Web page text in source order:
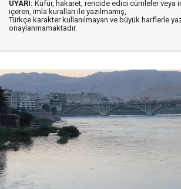
UYARI: Küfür, hakaret, rencide edici cümleler veya
içeren, imla kuralları ile yazılmamış,
Türkçe karakter kullanılmayan ve büyük harflerle
onaylanmamaktadır.